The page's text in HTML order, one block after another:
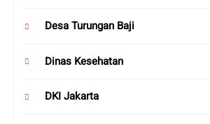
Desa Turungan Baji
Dinas Kesehatan
DKI Jakarta